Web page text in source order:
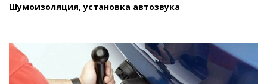
Шумоизоляция, установка автозвука